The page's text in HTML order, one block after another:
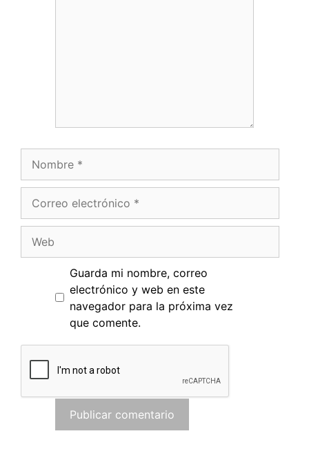
electrónico
Guarda mi nombre, correo
electrónico y web en este
navegador para la próxima vez
que comente.